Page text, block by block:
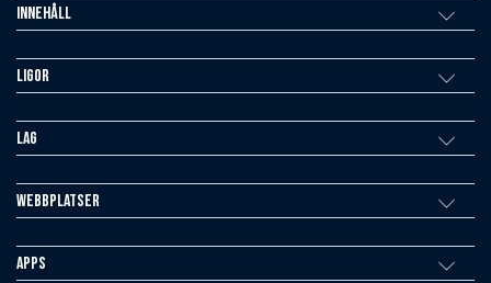
Innehåll
Ligor
Lag
Webbplatser
Apps